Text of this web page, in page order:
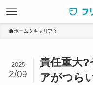
ホーム キャリア
責任重大
アがつら
2025
2/09